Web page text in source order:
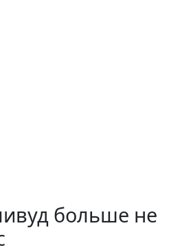
больше не